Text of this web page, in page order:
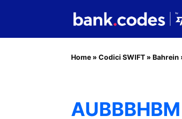
Home » Codici SWIFT » Bahrein